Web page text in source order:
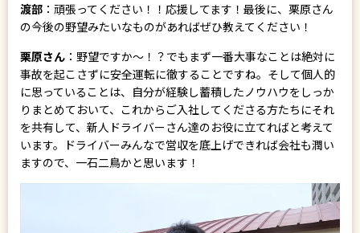
渡部 ：頑張ってください！！応援してます！最後に、栗原さん
の今後の野望みたいなものがあればぜひ教えてください！
栗原さん ：野望ですか～！？でもまず一番大事なことは絶対に
事故を起こさずに安全運転に徹することですね。そして個人的
に思っていることは、自分が経験し蓄積したノウハウをしっか
りまとめておいて、これからご入社してくださる方たちにそれ
を共有して、新人ドライバーさん達のお役に立てればと考えて
います。ドライバーみんなで営収を底上げできれば会社も潤い
ますので、一石二鳥かと思います！